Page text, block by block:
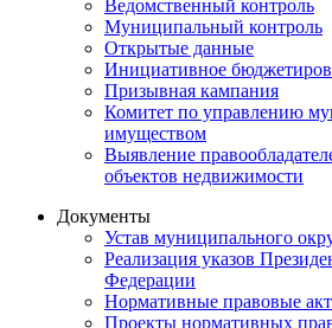
Ведомственный контроль
Муниципальный контроль
Открытые данные
Инициативное
Призывная кампания
Комитет по управлению
имуществом
Выявление
объектов недвижимости
Документы
Устав муниципального
Реализация указов
Федерации
Нормативные правовые
Проекты нормативных